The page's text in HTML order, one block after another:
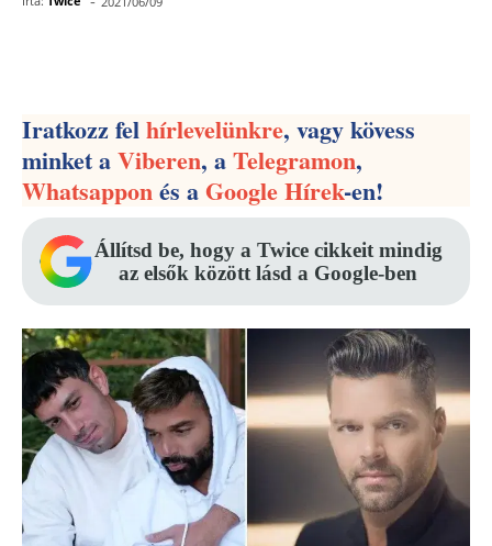
Iratkozz felhírlevelünkre, vagy kövess
minket aViberen, aTelegramon,
Whatsapponés aGoogle Hírek-en!
Állítsd be, hogy a Twice cikkeit mindig
az elsők között lásd a Google-ben